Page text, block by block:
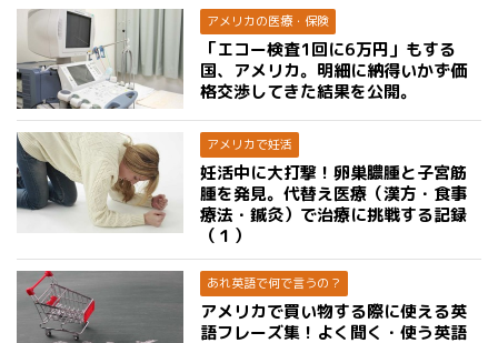
アメリカの医療・保険
「エコー検査1回に6万円」もする
国、アメリカ。明細に納得いかず価
格交渉してきた結果を公開。
アメリカで妊活
妊活中に大打撃！卵巣膿腫と子宮筋
腫を発見。代替え医療（漢方・食事
療法・鍼灸）で治療に挑戦する記録
（１）
あれ英語で何で言うの？
アメリカで買い物する際に使える英
語フレーズ集！よく聞く・使う英語